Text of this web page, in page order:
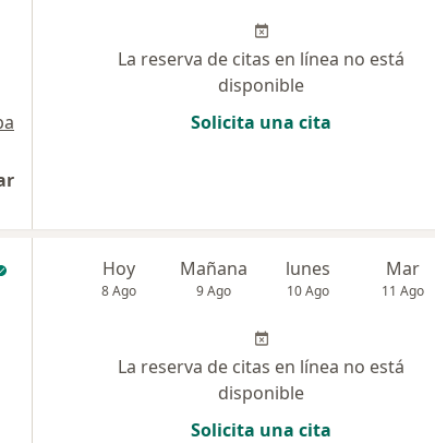
La reserva de citas en línea no está
disponible
Solicita una cita
Hoy
8 Ago
Mañana
9 Ago
lunes
10 Ago
Mar
11 Ago
La reserva de citas en línea no está
disponible
Solicita una cita